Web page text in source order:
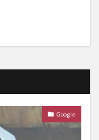
Google